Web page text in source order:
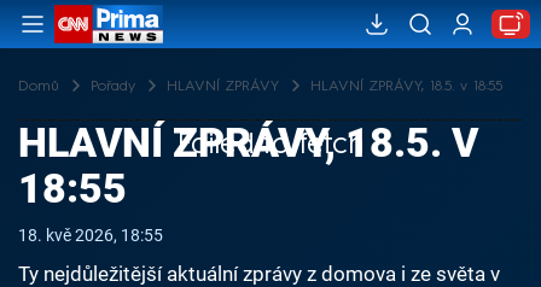
Domů Pořady HLAVNÍ ZPRÁVY HLAVNÍ ZPRÁVY, 18.5. v 18:55
Failed to fetch
HLAVNÍ ZPRÁVY, 18.5. V
18:55
18. kvě 2026, 18:55
Ty nejdůležitější aktuální zprávy z domova i ze světa v